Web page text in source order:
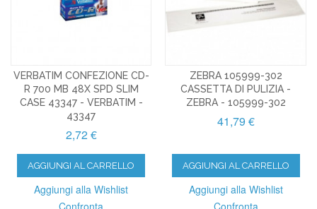
VERBATIM CONFEZIONE CD-
R 700 MB 48X SPD SLIM
CASE 43347 - VERBATIM -
43347
2,72 €
AGGIUNGI AL CARRELLO
Aggiungi alla Wishlist
Confronta
ZEBRA 105999-302
CASSETTA DI PULIZIA -
ZEBRA - 105999-302
41,79 €
AGGIUNGI AL CARRELLO
Aggiungi alla Wishlist
Confronta